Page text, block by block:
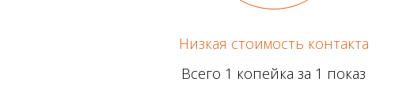
Низкая стоимость контакта
Всего 1 копейка за 1 показ